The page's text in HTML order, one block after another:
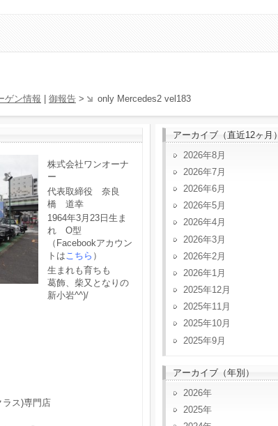
ゲン情報 御報告 > only Mercedes2 vel183
株式会社ワンオーナ
ー
代表取締役 奈良
橋 道幸
1964年3月23日生ま
れ O型
（Facebookアカウン
トはこちら ）
生まれも育ちも
葛飾、柴又となりの
新小岩^^)/
ラス)専門店
アーカイブ（直近12ヶ月）
2026年8月
2026年7月
2026年6月
2026年5月
2026年4月
2026年3月
2026年2月
2026年1月
2025年12月
2025年11月
2025年10月
2025年9月
アーカイブ（年別）
2026
2025